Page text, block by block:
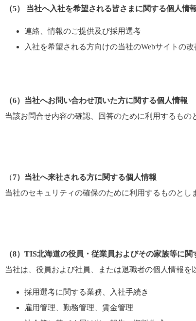
（5） 当社へ入社を希望される皆さまに関する個人情
連絡、情報のご提供及び採用選考
入社を希望される方向けの当社のWebサイトの改
（6）当社へお問い合わせ頂いた方に関する個人情報
当該お問合せ内容の確認、回答のために利用するもの
（7）当社へ来社される方に関する個人情報
当社のセキュリティの確保のために利用するものとし
（8）TIS北海道の役員・従業員およびその家族等に関
当社は、役員および社員、または退職者の個人情報を
採用選考に関する業務、入社手続き
雇用管理、勤務管理、賃金管理